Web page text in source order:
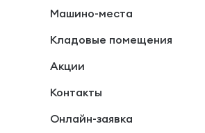
Машино-места
Кладовые помещения
Акции
Контакты
Онлайн-заявка